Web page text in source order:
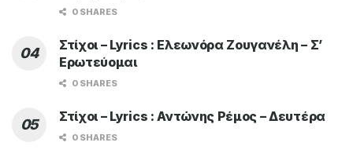
0 SHARES
Στίχοι – Lyrics : Ελεωνόρα Ζουγανέλη – Σ’
Ερωτεύομαι
0 SHARES
Στίχοι – Lyrics : Αντώνης Ρέμος – Δευτέρα
0 SHARES